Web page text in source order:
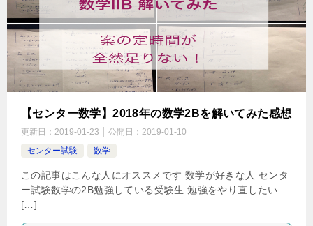
【センター数学】2018年の数学2Bを解いてみた感想
更新日： 2019-01-23 公開日： 2019-01-10
センター試験
数学
この記事はこんな人にオススメです 数学が好きな人 センタ
ー試験数学の2B勉強している受験生 勉強をやり直したい
[…]